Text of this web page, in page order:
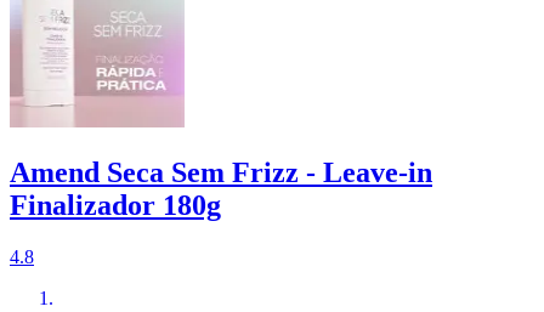
Amend Seca Sem Frizz - Leave-in
Finalizador 180g
4.8